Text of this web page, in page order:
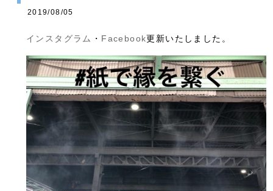
2019/08/05
インスタグラム ・ Facebook更新いたしました。